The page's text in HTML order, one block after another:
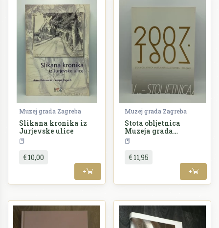
Muzej grada Zagreba
Slikana kronika iz
Jurjevske ulice
€ 10,00
+
Muzej grada Zagreba
Stota obljetnica
Muzeja grada
Zagreba
€ 11,95
+